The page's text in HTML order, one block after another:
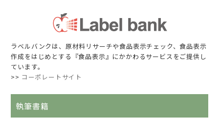
ラベルバンクは、原材料リサーチや食品表示チェック、食品表示
作成をはじめとする『食品表示』にかかわるサービスをご提供し
ています。
>> コーポレートサイト
執筆書籍